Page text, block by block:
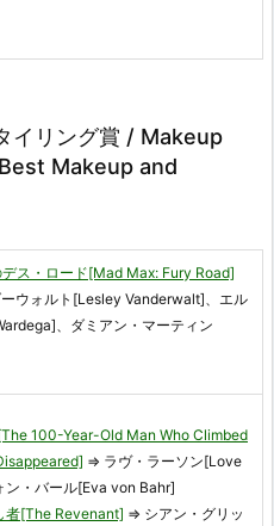
イリング賞 / Makeup
Makeup and
ス・ロード[Mad Max: Fury Road]
ウォルト[Lesley Vanderwalt]、エル
、ダミアン・マーティン
100-Year-Old Man Who Climbed
⇒ ラヴ・ラーソン[Love
ン・バール[Eva von Bahr]
者[The Revenant] ⇒ シアン・グリッ